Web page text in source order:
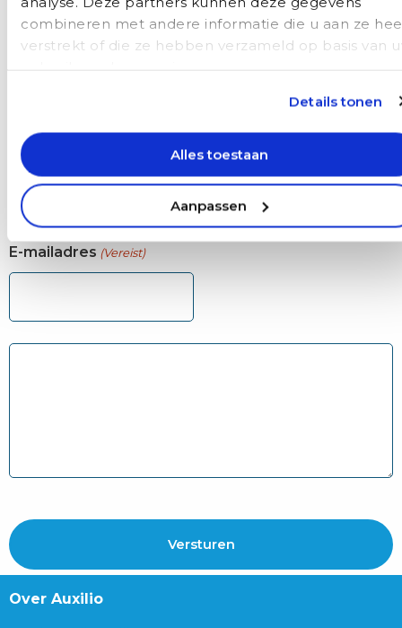
combineren met andere informatie die u aan ze
verstrekt of die ze hebben verzameld op basis van
Details tonen
Alles toestaan
Aanpassen
Naam (Vereist)
Achternaam
E-mailadres (Vereist)
Over Auxilio